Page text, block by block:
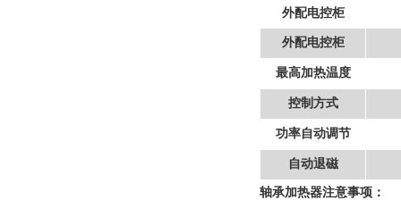
外配电控柜
外配电控柜
最高加热温度
控制方式
功率自动调节
自动退磁
轴承加热器注意事项 ：